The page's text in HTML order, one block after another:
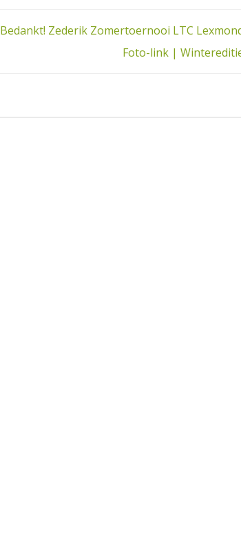
Bedankt! Zederik Zomertoernooi LTC
Foto-link |